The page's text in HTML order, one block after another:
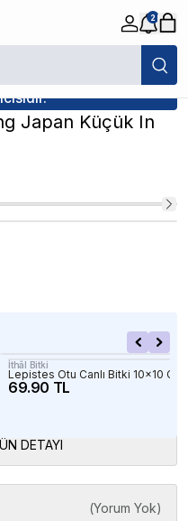
2
Japan Küçük In Vitro Canlı
Japan Küçük In
İthâl Bitki
Lepistes Otu Canlı Bitki 10x10 Cm
69.90 TL
DETAYI
(Yorum Yok)